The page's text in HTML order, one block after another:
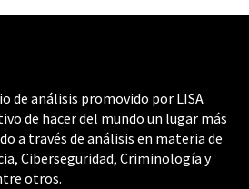
de análisis promovido por LISA
de hacer del mundo un lugar más
a través de análisis en materia de
Ciberseguridad, Criminología y
otros.